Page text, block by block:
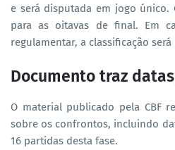
e será disputada em jogo único.
para as oitavas de final. Em
regulamentar, a classificação
Documento traz
O material publicado pela CBF
sobre os confrontos, incluindo
16 partidas desta fase.